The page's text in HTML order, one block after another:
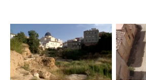
Dana Termitas